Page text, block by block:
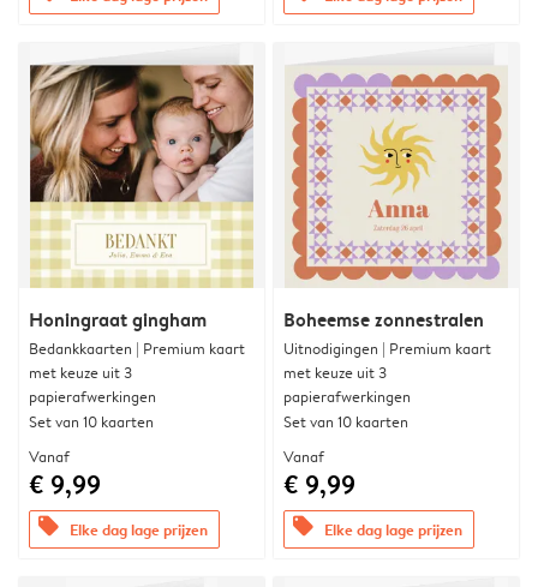
Honingraat gingham
Bedankkaarten | Premium kaart
met keuze uit 3
papierafwerkingen
Set van 10 kaarten
Vanaf
€ 9,99
offers Elke dag lage prijzen
Boheemse zonnestralen
Uitnodigingen | Premium kaart
met keuze uit 3
papierafwerkingen
Set van 10 kaarten
Vanaf
€ 9,99
offers Elke dag lage prijzen